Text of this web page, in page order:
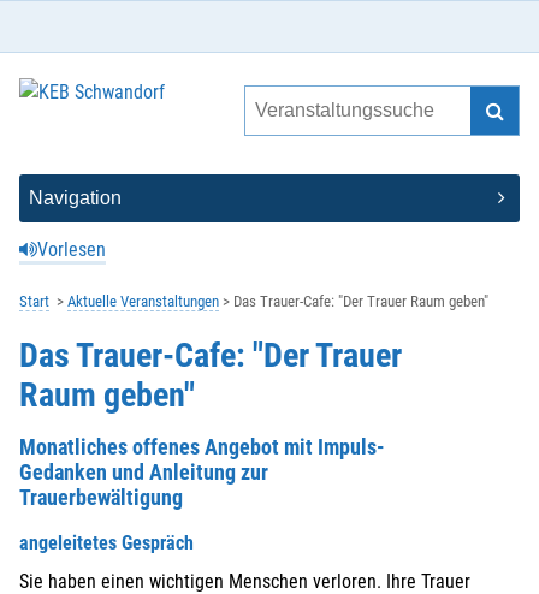
Vorlesen
Start Aktuelle Veranstaltungen Das Trauer-Cafe: "Der Trauer Raum geben"
Das Trauer-Cafe: "Der Trauer
Raum geben"
Monatliches offenes Angebot mit Impuls-
Gedanken und Anleitung zur
Trauerbewältigung
angeleitetes Gespräch
Sie haben einen wichtigen Menschen verloren. Ihre Trauer